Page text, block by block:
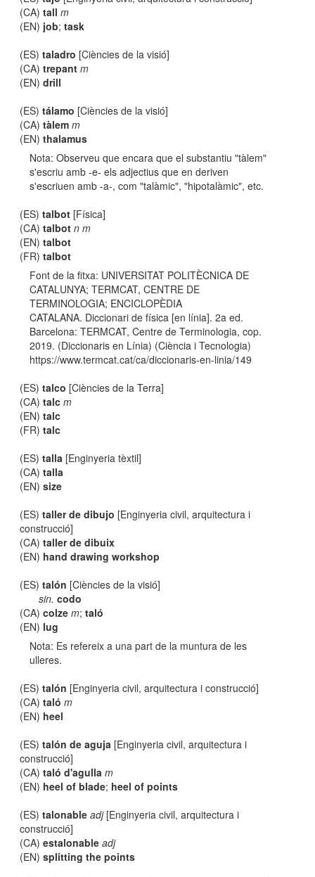
(CA)tall m
(EN) job;task
(ES)taladro [Ciències de la visió]
(CA)trepant m
(EN)drill
(ES)tálamo [Ciències de la visió]
(CA)tàlem m
(EN)thalamus
Nota: Observeu que encara que el substantiu "tàlem"
s'escriu amb -e- els adjectius que en deriven
s'escriuen amb -a-, com "talàmic", "hipotalàmic", etc.
(ES)talbot [Física]
(CA)talbot n m
(EN)talbot
(FR)talbot
Font de la fitxa: UNIVERSITAT POLITÈCNICA DE
CATALUNYA; TERMCAT, CENTRE DE
TERMINOLOGIA; ENCICLOPÈDIA
CATALANA. Diccionari de física [en línia]. 2a ed.
Barcelona: TERMCAT, Centre de Terminologia, cop.
2019. (Diccionaris en Línia) (Ciència i Tecnologia)
https://www.termcat.cat/ca/diccionaris-en-linia/149
(ES)talco [Ciències de la Terra]
(CA)talc m
(EN)talc
(FR)talc
(ES)talla [Enginyeria tèxtil]
(CA)talla
(EN)size
(ES)taller de dibujo [Enginyeria civil, arquitectura i
construcció]
(CA)taller de dibuix
(EN) hand drawing workshop
(ES)talón [Ciències de la visió]
sin. codo
(CA)colze m;taló
(EN) lug
Nota: Es refereix a una part de la muntura de les
ulleres.
(ES)talón [Enginyeria civil, arquitectura i construcció]
(CA)taló m
(EN) heel
(ES)talón de aguja [Enginyeria civil, arquitectura i
construcció]
(CA)taló d'agulla m
(EN) heel of blade; heel of points
(ES)talonable adj[Enginyeria civil, arquitectura i
construcció]
(CA)estalonable adj
(EN)splitting the points